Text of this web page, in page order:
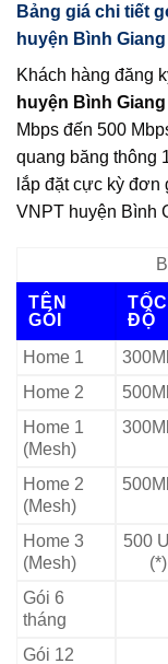
Bảng giá chi tiết
huyện Bình
Khách hàng đăng
huyện Bình Giang
Mbps đến 500
quang băng thông
lắp đặt cực kỳ đơn
VNPT huyện Bình
TÊN
GÓI
TỐC
ĐỘ
Home 1
Home 2
Home 1
(Mesh)
Home 2
(Mesh)
Home 3
(Mesh)
500
(*)
Gói 6
tháng
Gói 12